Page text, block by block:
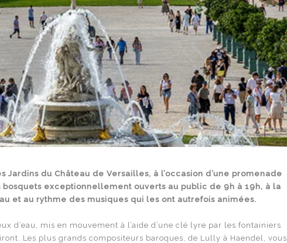
Jardins du Château de Versailles, à l’occasion d’une promenade
exceptionnellement ouverts au public de 9h à 19h, à la
et au rythme des musiques qui les ont autrefois animées.
d’eau, mis en mouvement à l’aide d’une clé lyre par les fontainiers
Les plus grands compositeurs baroques, de Lully à Haendel, vous